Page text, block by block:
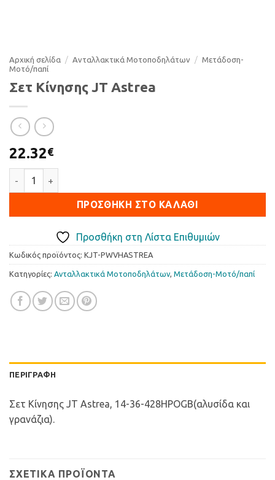
Αρχική σελίδα / Ανταλλακτικά Μοτοποδηλάτων / Μετάδοση-
Μοτό/παπί
Σετ Κίνησης JT Astrea
22.32€
ΠΡΟΣΘΉΚΗ ΣΤΟ ΚΑΛΆΘΙ
Προσθήκη στη Λίστα Επιθυμιών
Κωδικός προϊόντος: KJT-PWVHASTREA
Κατηγορίες: Ανταλλακτικά Μοτοποδηλάτων, Μετάδοση-Μοτό/παπί
ΠΕΡΙΓΡΑΦΉ
Σετ Κίνησης JT Astrea, 14-36-428HPOGB(αλυσίδα και
γρανάζια).
ΣΧΕΤΙΚΆ ΠΡΟΪΌΝΤΑ